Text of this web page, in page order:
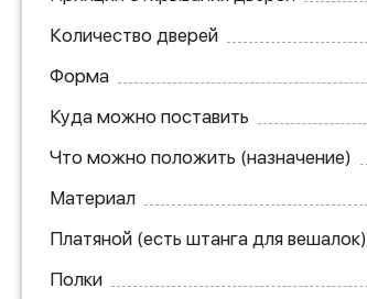
Количество дверей
Форма
Куда можно поставить
Что можно положить (назначение)
Материал
Платяной (есть штанга для вешалок)
Полки